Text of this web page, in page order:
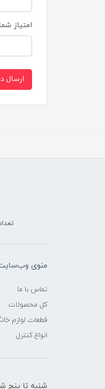
امتیاز
ارسال
منوی
تماس با ما
کل محصولات
قطعات لوازم
انواع کنترل